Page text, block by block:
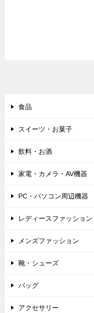
食品
スイーツ・お菓子
飲料・お酒
家電・カメラ・AV機器
PC・パソコン周辺機器
レディースファッション
メンズファッション
靴・シューズ
バッグ
アクセサリー